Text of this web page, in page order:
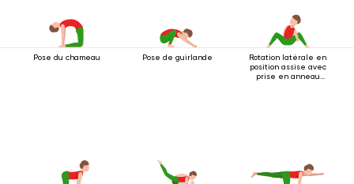
Pose du chameau Pose de guirlande
Rotation latérale en
position assise avec
prise en anneau